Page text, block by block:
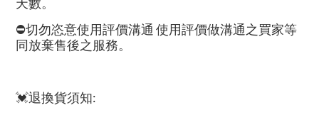
⛔切勿恣意使用評價溝通 使用評價做溝通之買家等
同放棄售後之服務。
💓退換貨須知: